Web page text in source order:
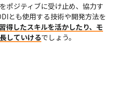
ポジティブに受け止め、協力す
とも使用する技術や開発方法を
得したスキルを活かしたり、モ
していけるでしょう。